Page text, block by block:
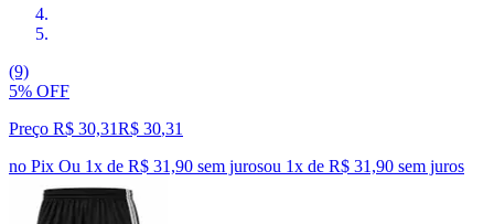
(9)
5% OFF
Preço R$ 30,31R$ 30,31
no Pix Ou 1x de R$ 31,90 sem jurosou 1x de R$ 31,90 sem juros